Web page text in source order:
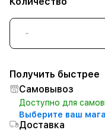
-
Получить быстрее
Самовывоз
Доступно для
Выберите ваш
Доставка